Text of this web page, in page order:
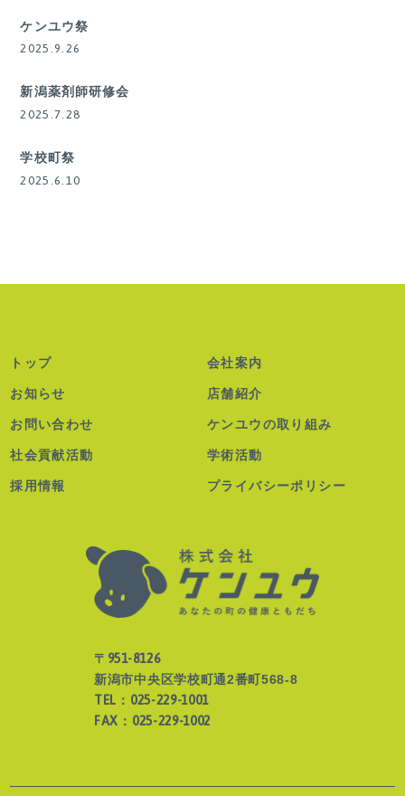
ケンユウ祭
2025.9.26
新潟薬剤師研修会
2025.7.28
学校町祭
2025.6.10
〒951-8126
新潟市中央区学校町通2番町568-8
TEL：025-229-1001
FAX：025-229-1002
トップ 会社案内
お知らせ 店舗紹介
お問い合わせ ケンユウの取り組み
社会貢献活動 学術活動
採用情報 プライバシーポリシー